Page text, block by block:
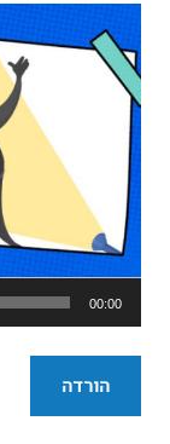
אודיו
00:00
הורדה